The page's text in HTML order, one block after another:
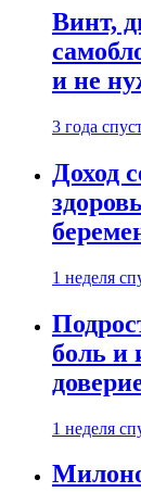
Винт,
и не
3 года
Доход
1 неделя
боль и
1 неделя